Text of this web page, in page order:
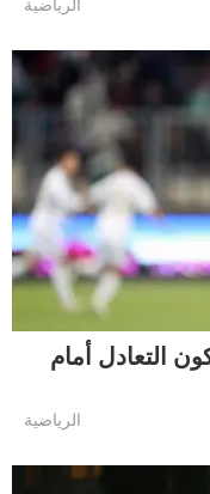
الرياضية
التعادل أمام
الرياضية